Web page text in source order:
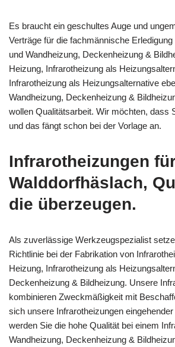
Es braucht ein geschultes Auge und
Verträge für die fachmännische
und Wandheizung, Deckenheizung &
Heizung, Infrarotheizung als
Infrarotheizung als Heizungsalternative
Wandheizung, Deckenheizung &
wollen Qualitätsarbeit. Wir möchten, dass
und das fängt schon bei der Vorlage an.
Infrarotheizungen
Walddorfhäslach,
die überzeugen.
Als zuverlässige Werkzeugspezialist
Richtlinie bei der Fabrikation von
Heizung, Infrarotheizung als
Deckenheizung & Bildheizung. Unsere
kombinieren Zweckmäßigkeit mit
sich unsere Infrarotheizungen
werden Sie die hohe Qualität bei einem
Wandheizung, Deckenheizung &